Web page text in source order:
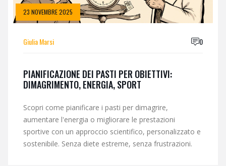
23 NOVEMBRE 2025
Giulia Marsi 0
PIANIFICAZIONE DEI PASTI PER OBIETTIVI:
DIMAGRIMENTO, ENERGIA, SPORT
Scopri come pianificare i pasti per dimagrire,
aumentare l'energia o migliorare le prestazioni
sportive con un approccio scientifico, personalizzato e
sostenibile. Senza diete estreme, senza frustrazioni.